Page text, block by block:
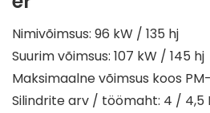
Nimivõimsus: 96 kW / 135 hj
Suurim võimsus: 107 kW / 145 hj
Maksimaalne võimsus koos
Silindrite arv / töömaht: 4 / 4,5